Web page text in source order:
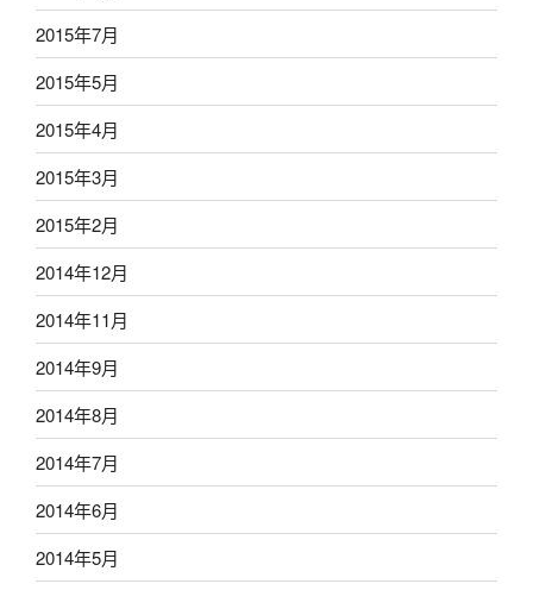
2015年7月
2015年5月
2015年4月
2015年3月
2015年2月
2014年12月
2014年11月
2014年9月
2014年8月
2014年7月
2014年6月
2014年5月